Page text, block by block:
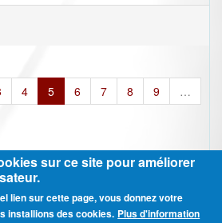
4 5 6 7 8 9
…
Tous les droits réservés - Mentions légales
sur ce site pour améliorer
lien sur cette page, vous donnez votre
installions des cookies. Plus d'information